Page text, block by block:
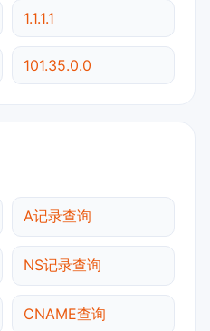
1.1.1.1
101.35.0.0
A记录查询
NS记录查询
CNAME查询